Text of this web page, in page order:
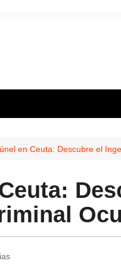
en Ceuta: Descubre el